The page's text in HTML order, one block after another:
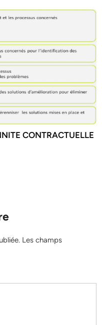
CONTRACTUELLE
Les champs